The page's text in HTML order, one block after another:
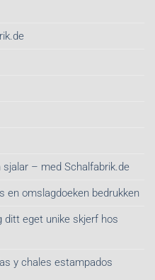
sjalar – med Schalfabrik.de
en omslagdoeken bedrukken
eget unike skjerf hos
y chales estampados